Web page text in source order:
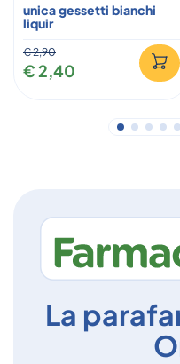
unica gessetti bianchi
liquir
€ 2,90
€ 2,40
La